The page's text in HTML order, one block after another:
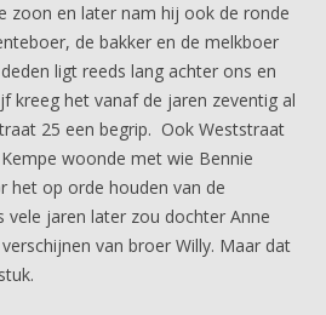
zoon en later nam hij ook de ronde
de bakker en de melkboer
ligt reeds lang achter ons en
kreeg het vanaf de jaren zeventig al
25 een begrip. Ook Weststraat
woonde met wie Bennie
het op orde houden van de
vele jaren later zou dochter Anne
van broer Willy. Maar dat